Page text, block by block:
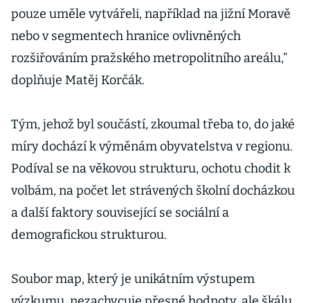
pouze uměle vytvářeli, například na jižní Moravě
nebo v segmentech hranice ovlivněných
rozšiřováním pražského metropolitního areálu,”
doplňuje Matěj Korčák.
Tým, jehož byl součástí, zkoumal třeba to, do jaké
míry dochází k výměnám obyvatelstva v regionu.
Podíval se na věkovou strukturu, ochotu chodit k
volbám, na počet let strávených školní docházkou
a další faktory související se sociální a
demografickou strukturou.
Soubor map, který je unikátním výstupem